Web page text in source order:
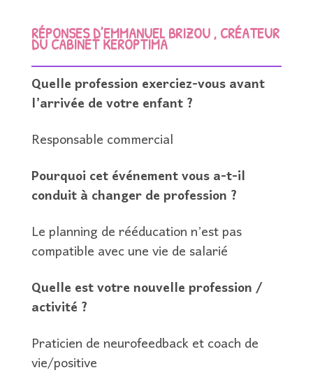
RÉPONSES D’EMMANUEL BRIZOU , CRÉATEUR
DU CABINET KEROPTIMA
Quelle profession exerciez-vous avant
l’arrivée de votre enfant ?
Responsable commercial
Pourquoi cet événement vous a-t-il
conduit à changer de profession ?
Le planning de rééducation n’est pas
compatible avec une vie de salarié
Quelle est votre nouvelle profession /
activité ?
Praticien de neurofeedback et coach de
vie/positive